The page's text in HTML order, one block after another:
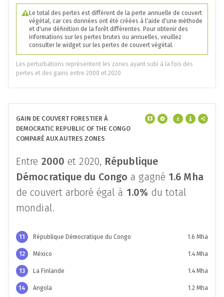
Le total des pertes est différent de la perte annuelle de couvert
végétal, car ces données ont été créées à l'aide d'une méthode
et d'une définition de la forêt différentes. Pour obtenir des
informations sur les pertes brutes ou annuelles, veuillez
consulter le widget sur les pertes de couvert végétal.
Les perturbations représentent les zones ayant subi à la fois des
pertes et des gains entre 2000 et 2020
GAIN DE COUVERT FORESTIER À
DEMOCRATIC REPUBLIC OF THE CONGO
COMPARÉ AUX AUTRES ZONES
Entre 2000 et 2020, République
Démocratique du Congo a gagné 1.6 Mha
de couvert arboré égal à 1.0% du total
mondial.
11 République Démocratique du Congo 1.6 Mha
12 México 1.4 Mha
13 La Finlande 1.4 Mha
14 Angola 1.2 Mha